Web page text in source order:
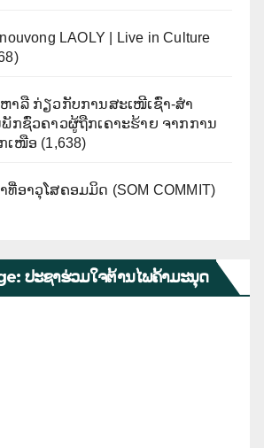
LAOLY | Live in Culture
າລື ກ່ຽວກັບການສະເໜີເຊົ່າ-ສໍາ
ກຊົ່ວຄາວຜູ້ຖືກເຄາະຮ້າຍ ຈາກການ
ເໜືອ (1,638)
ອາວຸໂສຄອມມິດ (SOM COMMIT)
ປະຊາຮ່ວມໃຈຕ້ານໄພຄ້າມະນຸດ